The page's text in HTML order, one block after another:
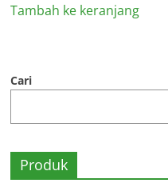
Tambah ke keranjang
Cari
Produk